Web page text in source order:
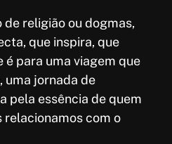
religião ou dogmas,
que inspira, que
para uma viagem que
uma jornada de
pela essência de quem
relacionamos com o